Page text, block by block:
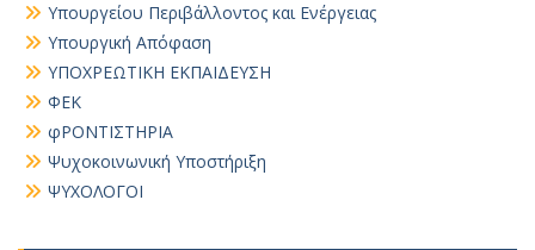
Υπουργείου Περιβάλλοντος και Ενέργειας
Υπουργική Απόφαση
ΥΠΟΧΡΕΩΤΙΚΗ ΕΚΠΑΙΔΕΥΣΗ
ΦΕΚ
φΡΟΝΤΙΣΤΗΡΙΑ
Ψυχοκοινωνική Υποστήριξη
ΨΥΧΟΛΟΓΟΙ